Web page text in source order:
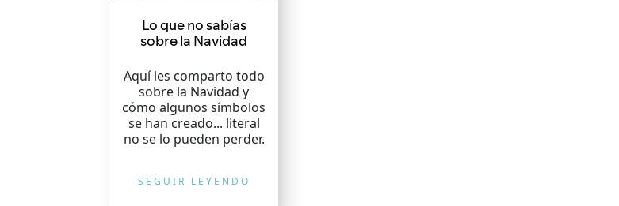
Lo que no sabías
sobre la Navidad
Aquí les comparto todo
sobre la Navidad y
cómo algunos símbolos
se han creado... literal
no se lo pueden perder.
SEGUIR LEYENDO